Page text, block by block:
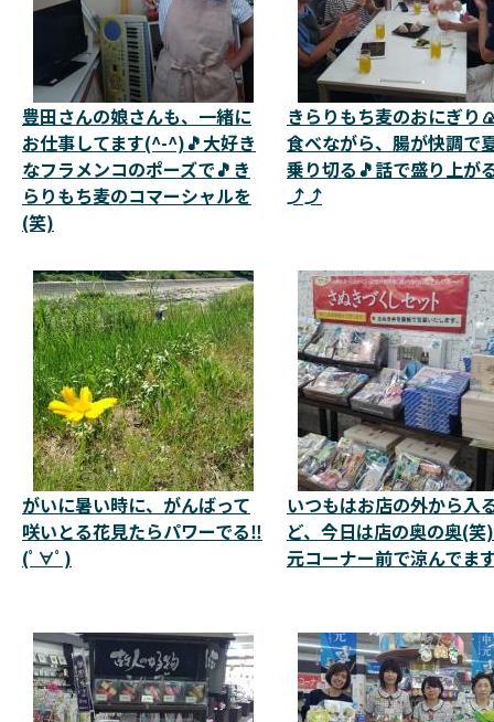
豊田さんの娘さんも、一緒に
お仕事してます(^-^)🎵大好き
なフラメンコのポーズで🎵き
らりもち麦のコマーシャルを
(笑)
きらりもち麦のおにぎり
食べながら、腸が快調で
乗り切る🎵話で盛り上が
⤴️⤴️
がいに暑い時に、がんばって
咲いとる花見たらパワーでる‼️
(ﾟ∀ﾟ)
いつもはお店の外から入
ど、今日は店の奥の奥(笑
元コーナー前で涼んでま